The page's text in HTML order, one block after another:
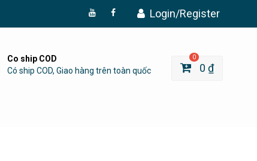
Login/Register
Co ship COD
Có ship COD, Giao hàng trên toàn quốc
0
0 ₫